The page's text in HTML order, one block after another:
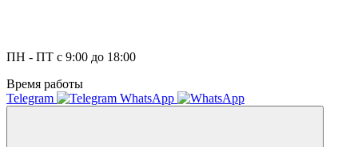
ПН - ПТ с 9:00 до 18:00
Время работы
Telegram
WhatsApp